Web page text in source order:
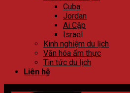
Cuba
Jordan
Ai Cập
Israel
Kinh nghiệm du lịch
Văn hóa ẩm thực
Tin tức du lịch
Liên hệ